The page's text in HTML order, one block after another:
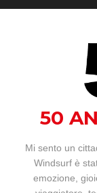
50
Mi sento un
Windsurf è
emozione,